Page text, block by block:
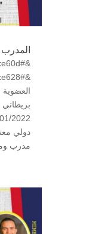
دولي
مدرب